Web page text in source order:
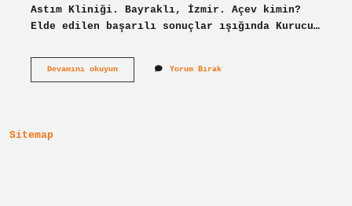
Astım Kliniği. Bayraklı, İzmir. Açev kimin?
Elde edilen başarılı sonuçlar ışığında Kurucu…
Devamını okuyunHasan
Yorum Bırak
Sitemap